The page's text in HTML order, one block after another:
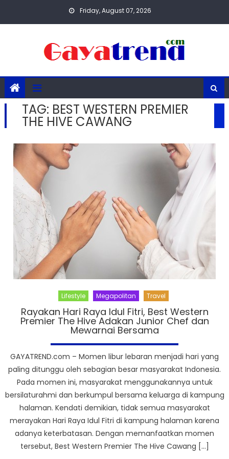
Friday, August 07, 2026
TAG: BEST WESTERN PREMIER
THE HIVE CAWANG
Lifestyle Megapolitan Travel
Rayakan Hari Raya Idul Fitri, Best Western
Premier The Hive Adakan Junior Chef dan
Mewarnai Bersama
GAYATREND.com – Momen libur lebaran menjadi hari yang
paling ditunggu oleh sebagian besar masyarakat Indonesia.
Pada momen ini, masyarakat menggunakannya untuk
bersilaturahmi dan berkumpul bersama keluarga di kampung
halaman. Kendati demikian, tidak semua masyarakat
merayakan Hari Raya Idul Fitri di kampung halaman karena
adanya keterbatasan. Dengan memanfaatkan momen
tersebut, Best Western Premier The Hive Cawang […]